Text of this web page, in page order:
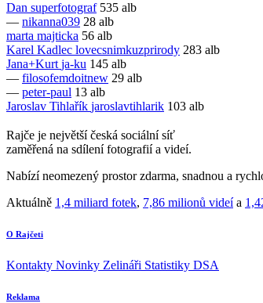
Dan superfotograf 535 alb
— nikanna039 28 alb
marta majticka 56 alb
Karel Kadlec lovecsnimkuzprirody 283 alb
Jana+Kurt ja-ku 145 alb
— filosofemdoitnew 29 alb
— peter-paul 13 alb
Jaroslav Tihlařík jaroslavtihlarik 103 alb
Rajče je největší česká sociální síť
zaměřená na sdílení fotografií a videí.
Nabízí neomezený prostor zdarma, snadnou a
Aktuálně 1,4 miliard fotek, 7,86 milionů videía
O Rajčeti
Kontakty Novinky Zelináři Statistiky DSA
Reklama